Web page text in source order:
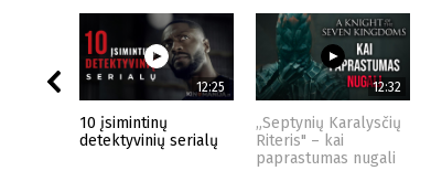
12:25
10 įsimintinų
detektyvinių serialų
12:32
„Septynių Karalysčių
Riteris" – kai
paprastumas nugali